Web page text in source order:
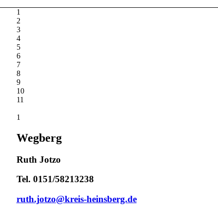
1
2
3
4
5
6
7
8
9
10
11
1
Wegberg
Ruth Jotzo
Tel. 0151/58213238
ruth.jotzo@kreis-heinsberg.de